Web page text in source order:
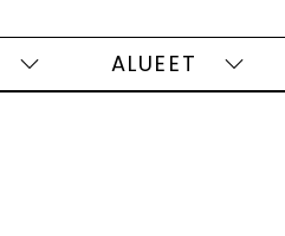
Aiheet
ALUEET
Alueet